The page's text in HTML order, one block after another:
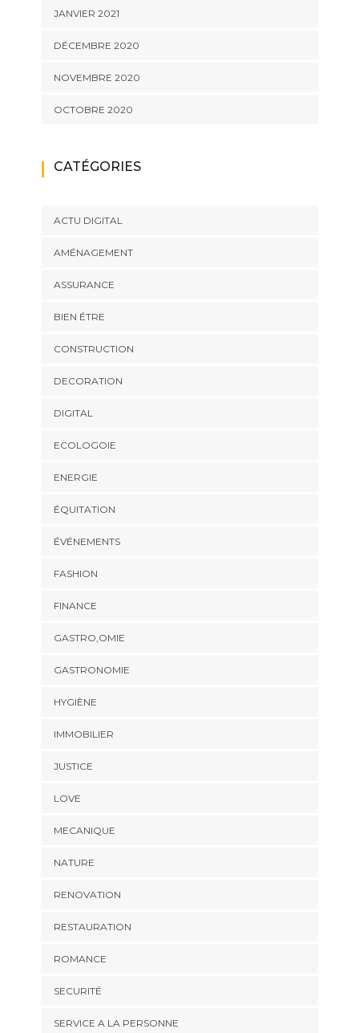
JANVIER 2021
DÉCEMBRE 2020
NOVEMBRE 2020
OCTOBRE 2020
CATÉGORIES
ACTU DIGITAL
AMÉNAGEMENT
ASSURANCE
BIEN ÉTRE
CONSTRUCTION
DECORATION
DIGITAL
ECOLOGOIE
ENERGIE
ÉQUITATION
ÉVÉNEMENTS
FASHION
FINANCE
GASTRO,OMIE
GASTRONOMIE
HYGIÈNE
IMMOBILIER
JUSTICE
LOVE
MECANIQUE
NATURE
RENOVATION
RESTAURATION
ROMANCE
SECURITÉ
SERVICE A LA PERSONNE